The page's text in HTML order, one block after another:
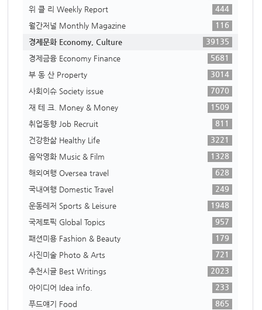
위 클 리 Weekly Report
444
월간저널 Monthly Magazine
116
경제문화 Economy, Culture
39135
경제금융 Economy Finance
5681
부 동 산 Property
3014
사회이슈 Society issue
7070
재 테 크. Money & Money
1509
취업동향 Job Recruit
811
건강한삶 Healthy Life
3221
음악영화 Music & Film
1328
해외여행 Oversea travel
628
국내여행 Domestic Travel
249
운동레저 Sports & Leisure
1948
국제토픽 Global Topics
957
패션미용 Fashion & Beauty
179
사진미술 Photo & Arts
721
추천시글 Best Writings
2023
아이디어 Idea info.
233
푸드얘기 Food
865